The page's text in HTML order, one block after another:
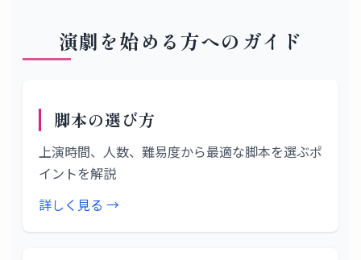
演劇を始める方へのガイド
脚本の選び方
上演時間、人数、難易度から最適な脚本を選ぶポ
イントを解説
詳しく見る →